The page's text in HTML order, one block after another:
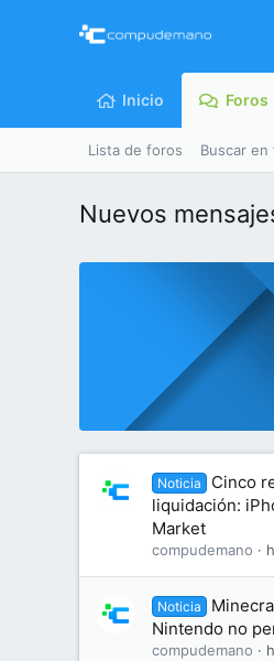
Inicio Foros
Lista de foros Buscar en
Nuevos
Noticia
Cinco
liquidación:
Market
compudemano
Noticia
Nintendo no
compudemano